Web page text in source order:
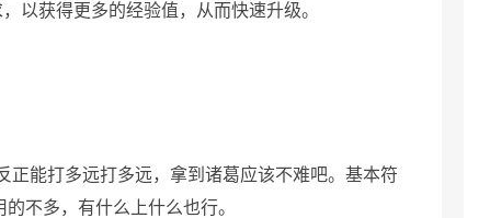
以获得更多的经验值，从而快速升级。
正能打多远打多远，拿到诸葛应该不难吧。基本符
不多，有什么上什么也行。